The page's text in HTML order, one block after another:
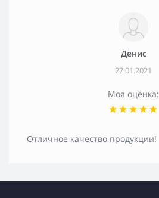
Денис
27.01.2021
Моя оценка:
Отличное качество продукции!